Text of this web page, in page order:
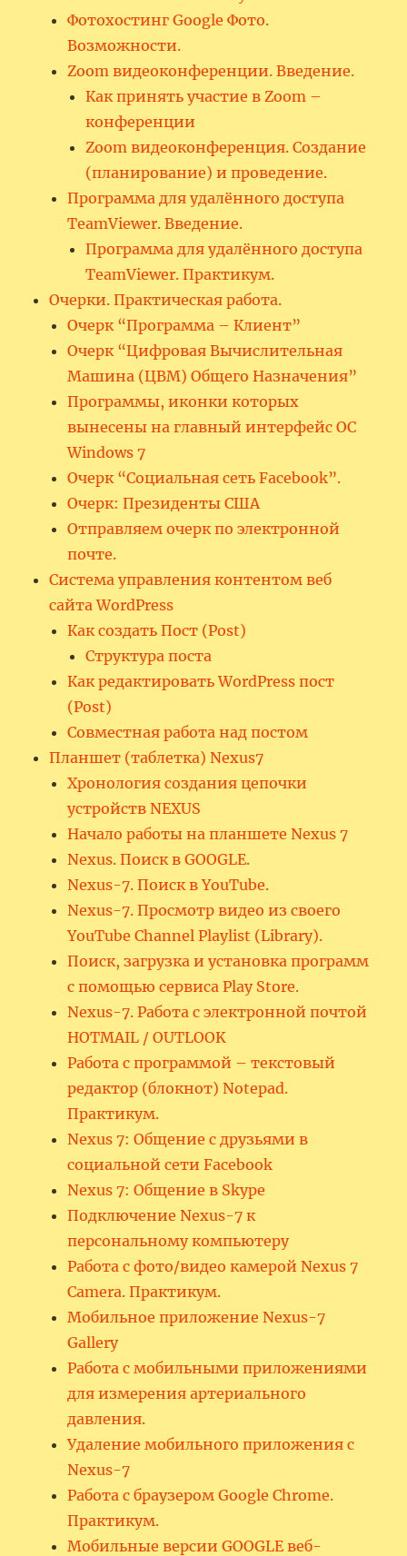
Фотохостинг Google Фото.
Возможности.
Zoom видеоконференции. Введение.
Как принять участие в Zoom –
конференции
Zoom видеоконференция. Создание
(планирование) и проведение.
Программа для удалённого доступа
TeamViewer. Введение.
Программа для удалённого доступа
TeamViewer. Практикум.
Очерки. Практическая работа.
Очерк “Программа – Клиент”
Очерк “Цифровая Вычислительная
Машина (ЦВМ) Общего Назначения”
Программы, иконки которых
вынесены на главный интерфейс ОС
Windows 7
Очерк “Социальная сеть Facebook”.
Очерк: Президенты США
Отправляем очерк по электронной
почте.
Система управления контентом веб
сайта WordPress
Как создать Пост (Post)
Структура поста
Как редактировать WordPress пост
(Post)
Совместная работа над постом
Планшет (таблетка) Nexus7
Хронология создания цепочки
устройств NEXUS
Начало работы на планшете Nexus 7
Nexus. Поиск в GOOGLE.
Nexus-7. Поиск в YouTube.
Nexus-7. Просмотр видео из своего
YouTube Channel Playlist (Library).
Поиск, загрузка и установка программ
с помощью сервиса Play Store.
Nexus-7. Работа с электронной почтой
HOTMAIL / OUTLOOK
Работа с программой – текстовый
редактор (блокнот) Notepad.
Практикум.
Nexus 7: Общение с друзьями в
социальной сети Facebook
Nexus 7: Общение в Skype
Подключение Nexus-7 к
персональному компьютеру
Работа с фото/видео камерой Nexus 7
Camera. Практикум.
Мобильное приложение Nexus-7
Gallery
Работа с мобильными приложениями
для измерения артериального
давления.
Удаление мобильного приложения с
Nexus-7
Работа с браузером Google Chrome.
Практикум.
Мобильные версии GOOGLE веб-